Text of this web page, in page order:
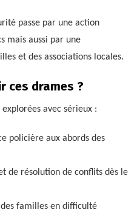
passe par une action
mais aussi par une
et des associations locales.
ces drames ?
avec sérieux :
policière aux abords des
de résolution de conflits dès le
familles en difficulté